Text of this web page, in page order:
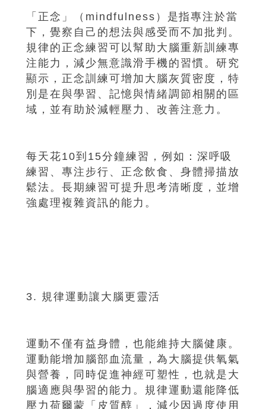
「正念」（mindfulness）是指專注於當
下，覺察自己的想法與感受而不加批判。
規律的正念練習可以幫助大腦重新訓練專
注能力，減少無意識滑手機的習慣。研究
顯示，正念訓練可增加大腦灰質密度，特
別是在與學習、記憶與情緒調節相關的區
域，並有助於減輕壓力、改善注意力。
每天花10到15分鐘練習，例如：深呼吸
練習、專注步行、正念飲食、身體掃描放
鬆法。長期練習可提升思考清晰度，並增
強處理複雜資訊的能力。
3. 規律運動讓大腦更靈活
運動不僅有益身體，也能維持大腦健康。
運動能增加腦部血流量，為大腦提供氧氣
與營養，同時促進神經可塑性，也就是大
腦適應與學習的能力。規律運動還能降低
壓力荷爾蒙「皮質醇」，減少因過度使用